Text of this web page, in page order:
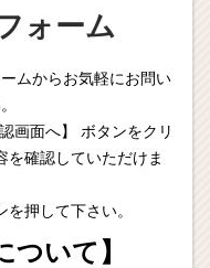
ォーム
ムからお気軽にお問い
画面へ】 ボタンをクリ
を確認していただけま
押して下さい。
ついて】